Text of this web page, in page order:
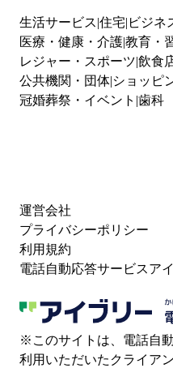
生活サービス 住宅 ビジネ
医療・健康・介護教育・
レジャー・スポーツ 飲食
公共機関・団体 ショッピ
冠婚葬祭・イベント 歯科
運営会社
プライバシーポリシー
利用規約
電話自動応答サービスア
※このサイトは、電話自
利用いただいたクライア